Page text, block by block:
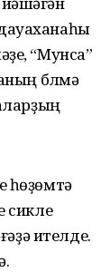
“Мунса”
бүлмә
һөҙөмтә
сикле
ителде.